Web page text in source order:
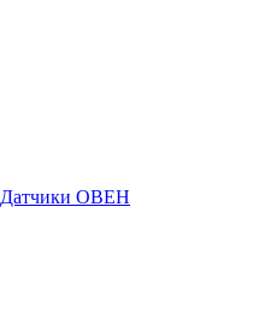
Датчики ОВЕН